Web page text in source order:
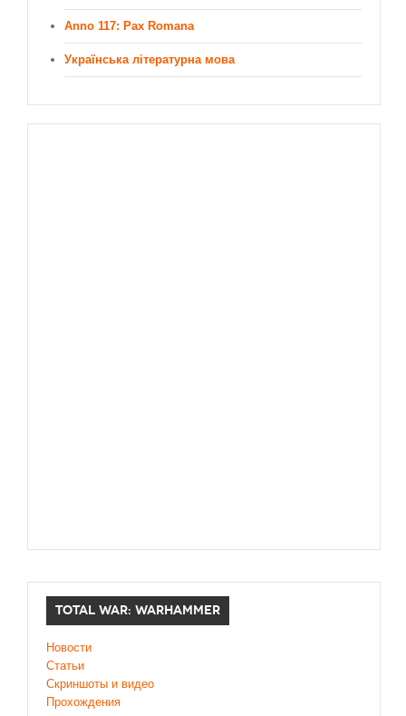
Anno 117: Pax Romana
Українська літературна мова
TOTAL WAR: WARHAMMER
Новости
Статьи
Скриншоты и видео
Прохождения